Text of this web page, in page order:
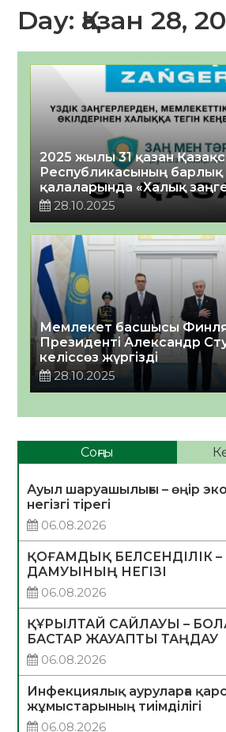
Day: Қазан 28,
2025 жылы 31 қазан
Республикасының барлық
қалаларында «Халық
жалпыреспубликалық
28.10.2025
Мемлекет басшысы
Президенті Александр
келіссөз жүргізді
28.10.2025
Соңғы
Ауыл шаруашылығы – өңір
негізгі тірегі
06.08.2026
ҚОҒАМДЫҚ БЕЛСЕНДІЛІК –
ДАМУЫНЫҢ НЕГІЗІ
06.08.2026
ҚҰРЫЛТАЙ САЙЛАУЫ –
БАСТАР ЖАУАПТЫ ТАҢДАУ
06.08.2026
Инфекциялық ауруларға
жұмыстарының тиімділігі
06.08.2026